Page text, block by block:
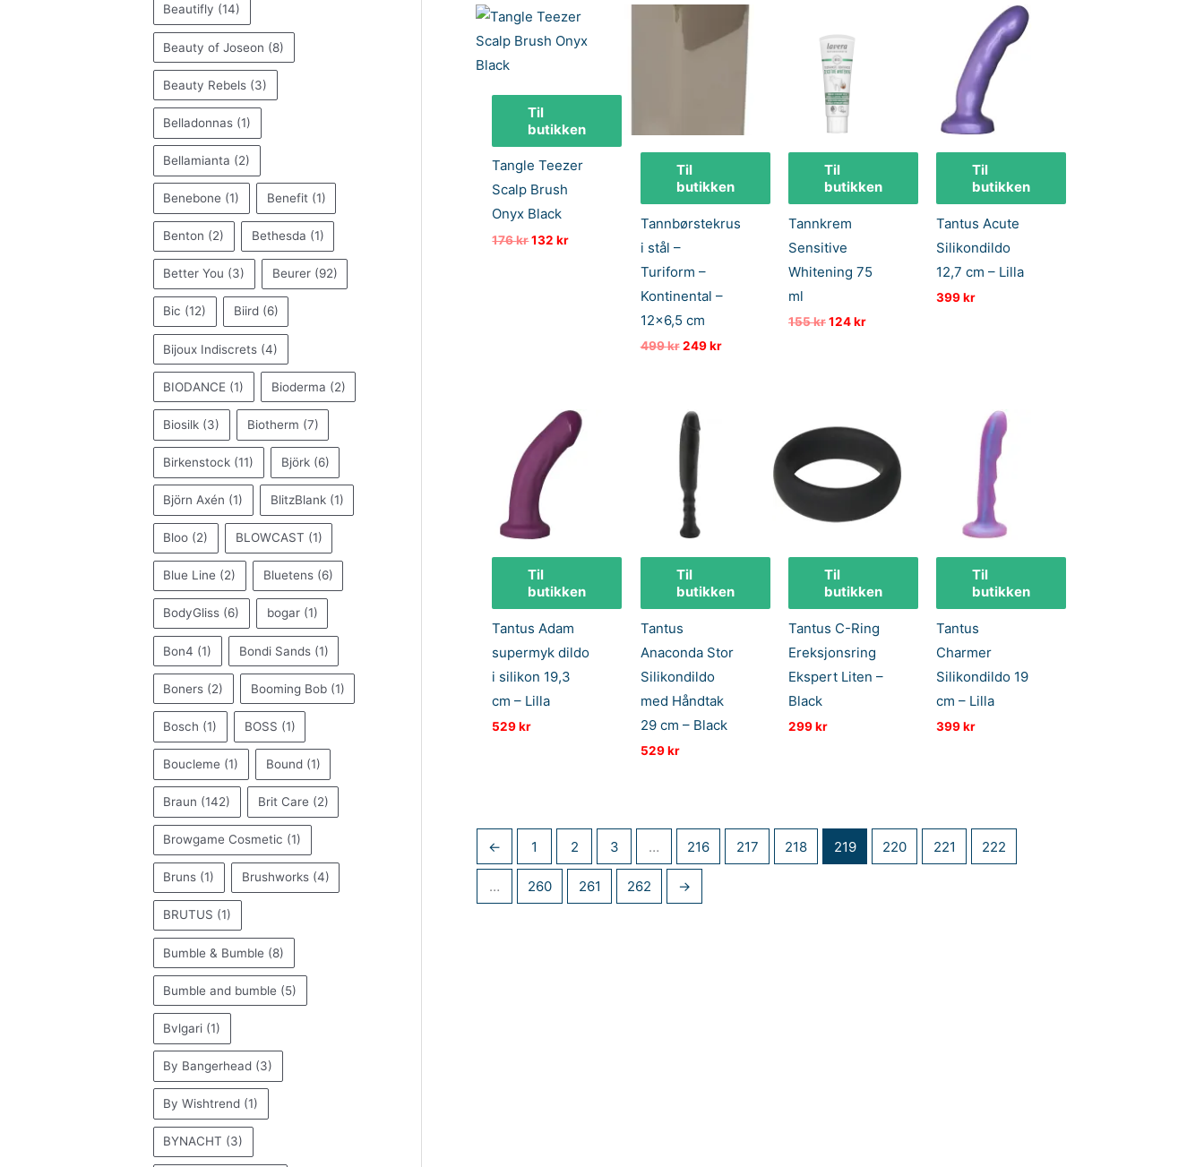
Beautifly (14)
Beauty of Joseon (8)
Beauty Rebels (3)
Belladonnas (1)
Bellamianta (2)
Benebone (1) Benefit (1)
Benton (2) Bethesda (1)
Better You (3) Beurer (92)
Bic (12) Biird (6)
Bijoux Indiscrets (4)
BIODANCE (1) Bioderma (2)
Biosilk (3) Biotherm (7)
Birkenstock (11) Björk (6)
Björn Axén (1) BlitzBlank (1)
Bloo (2) BLOWCAST (1)
Blue Line (2) Bluetens (6)
BodyGliss (6) bogar (1)
Bon4 (1) Bondi Sands (1)
Boners (2) Booming Bob (1)
Bosch (1) BOSS (1)
Boucleme (1) Bound (1)
Braun (142) Brit Care (2)
Browgame Cosmetic (1)
Bruns (1) Brushworks (4)
BRUTUS (1)
Bumble & Bumble (8)
Bumble and bumble (5)
Bvlgari (1)
By Bangerhead (3)
By Wishtrend (1)
BYNACHT (3)
Til
butikken
Tangle Teezer
Scalp Brush
Onyx Black
176krOpprinnelig
132krNåværende
Til
butikken
Tannbørstekrus
i stål –
Turiform –
Kontinental –
12×6,5 cm
499kr Opprinnelig
249krNåværende
Til
butikken
Tannkrem
Sensitive
Whitening 75
ml
155krOpprinnelig
124krNåværende
Til
butikken
Tantus Acute
Silikondildo
12,7 cm – Lilla
399kr
Til
butikken
Tantus Adam
supermyk dildo
i silikon 19,3
cm – Lilla
529kr
Til
butikken
Tantus
Anaconda Stor
Silikondildo
med Håndtak
29 cm – Black
529kr
Til
butikken
Tantus C-Ring
Ereksjonsring
Ekspert Liten –
Black
299kr
Til
butikken
Tantus
Charmer
Silikondildo 19
cm – Lilla
399kr
← 1 2 3 … 216 217 218 219 220 221 222
… 260 261 262 →